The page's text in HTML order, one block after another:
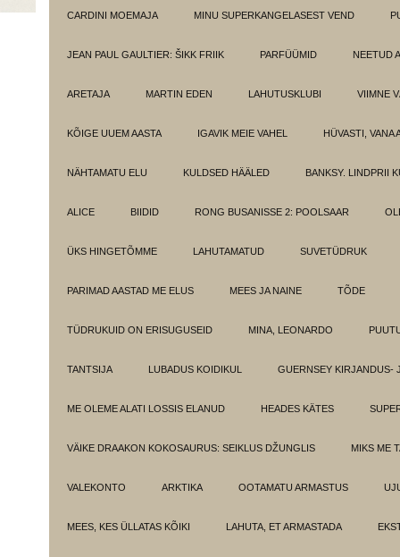
CARDINI MOEMAJA MINU SUPERKANGELASEST VEND
JEAN PAUL GAULTIER: ŠIKK FRIIK PARFÜÜMID NEETUD
ARETAJA MARTIN EDEN LAHUTUSKLUBI VIIMNE
KÕIGE UUEM AASTA IGAVIK MEIE VAHEL HÜVASTI, VANA
NÄHTAMATU ELU KULDSED HÄÄLED BANKSY. LINDPRII
ALICE BIIDID RONG BUSANISSE 2: POOLSAAR
ÜKS HINGETÕMME LAHUTAMATUD SUVETÜDRUK
PARIMAD AASTAD ME ELUS MEES JA NAINE TÕDE
TÜDRUKUID ON ERISUGUSEID MINA, LEONARDO
TANTSIJA LUBADUS KOIDIKUL GUERNSEY KIRJANDUS-
ME OLEME ALATI LOSSIS ELANUD HEADES KÄTES
VÄIKE DRAAKON KOKOSAURUS: SEIKLUS DŽUNGLIS MIKS ME
VALEKONTO ARKTIKA OOTAMATU ARMASTUS
MEES, KES ÜLLATAS KÕIKI LAHUTA, ET ARMASTADA